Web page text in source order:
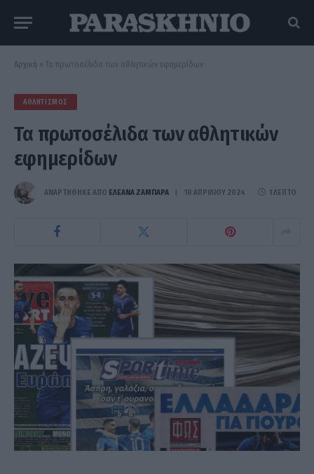
Αρχική » Τα πρωτοσέλιδα των αθλητικών εφημερίδων
ΑΘΛΗΤΙΣΜΌΣ
Τα πρωτοσέλιδα των αθλητικών
εφημερίδων
ΑΝΑΡΤΗΘΗΚΕ ΑΠΟ ΕΛΕΑΝΑ ΖΑΜΠΑΡΑ 10 ΑΠΡΙΛΊΟΥ 2024 1 ΛΕΠΤΌ